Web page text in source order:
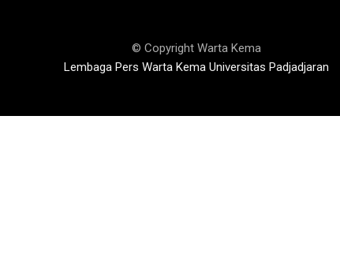
© Copyright Warta Kema
Lembaga Pers Warta Kema Universitas Padjadjaran